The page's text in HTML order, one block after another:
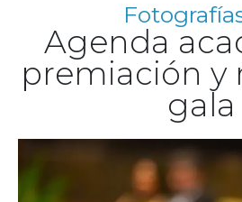
Agenda
premiación y
gala